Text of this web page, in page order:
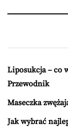
Liposukcja – co
Przewodnik
Maseczka
Jak wybrać